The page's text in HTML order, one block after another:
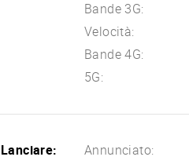
Bande 3G:
Velocità:
Bande 4G:
5G:
Lanciare: Annunciato: